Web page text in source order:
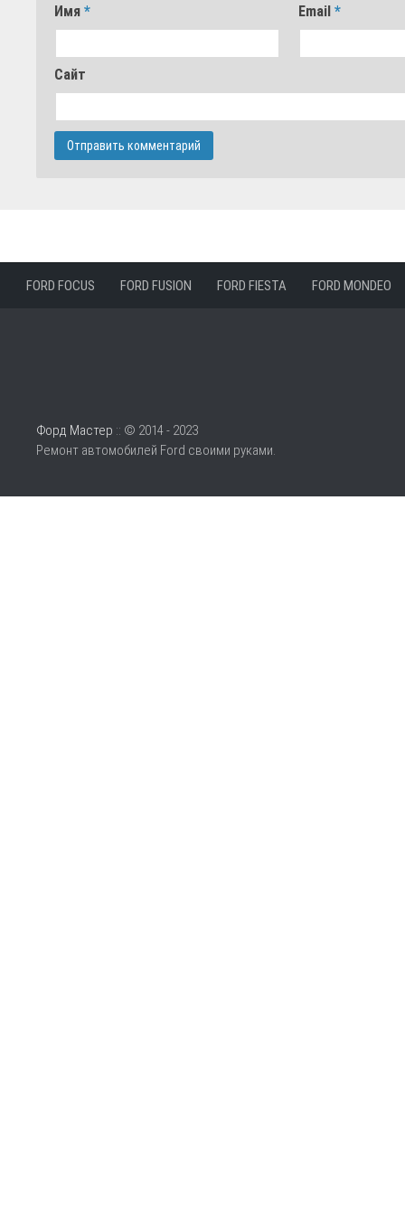
Имя * Email*
Сайт
FORD FOCUS FORD FUSION FORD FIESTA FORD MONDEO
Форд Мастер :: © 2014 - 2023
Ремонт автомобилей Ford своими руками.